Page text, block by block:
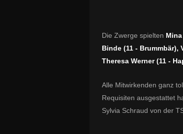
Die Zwerge spielten
Binde (11 - Brummbär),
Theresa Werner (11 -
Alle Mitwirkenden ganz
Requisiten ausgestattet
Sylvia Schraud von der